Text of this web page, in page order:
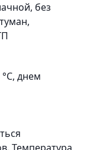
без
днем